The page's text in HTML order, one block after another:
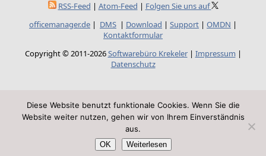
RSS-Feed | Atom-Feed | Folgen Sie uns auf
officemanager.de | DMS | Download | Support | OMDN |
Kontaktformular
Copyright © 2011-2026Softwarebüro Krekeler| Impressum |
Datenschutz
Diese Website benutzt funktionale Cookies. Wenn Sie die
Website weiter nutzen, gehen wir von Ihrem Einverständnis
aus.
OK Weiterlesen